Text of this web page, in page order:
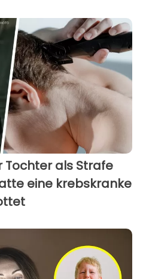
als Strafe
eine krebskranke